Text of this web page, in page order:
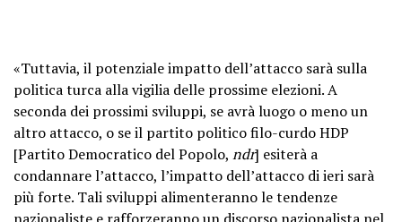
«Tuttavia, il potenziale impatto dell’attacco sarà sulla
politica turca alla vigilia delle prossime elezioni. A
seconda dei prossimi sviluppi, se avrà luogo o meno un
altro attacco, o se il partito politico filo-curdo HDP
[Partito Democratico del Popolo, ndr] esiterà a
condannare l’attacco, l’impatto dell’attacco di ieri sarà
più forte. Tali sviluppi alimenteranno le tendenze